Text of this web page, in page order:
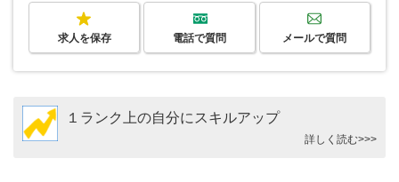
求人を保存 電話で質問 メールで質問
１ランク上の自分にスキルアップ
詳しく読む>>>